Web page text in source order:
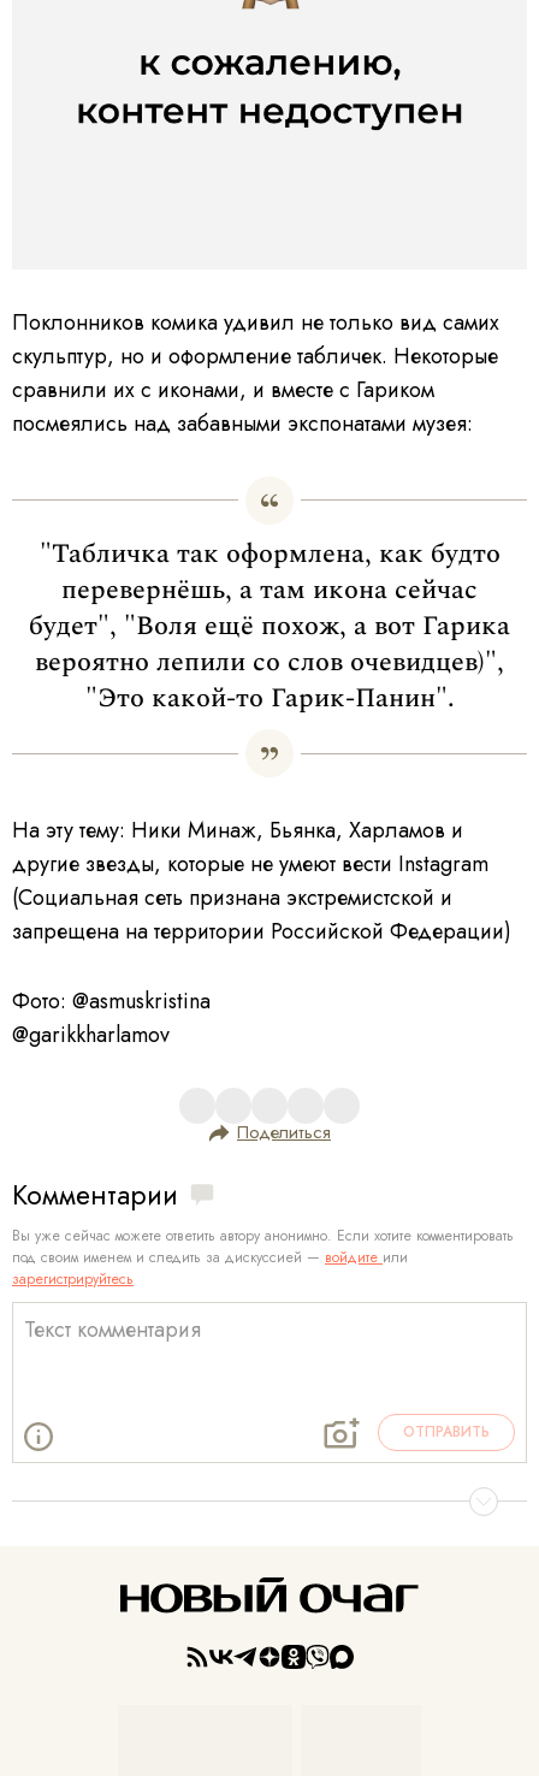
Поклонников комика удивил не только вид самих
скульптур, но и оформление табличек. Некоторые
сравнили их с иконами, и вместе с Гариком
посмеялись над забавными экспонатами музея:
"Табличка так оформлена, как будто
перевернёшь, а там икона сейчас
будет", "Воля ещё похож, а вот Гарика
вероятно лепили со слов очевидцев)",
"Это какой-то Гарик-Панин".
На эту тему: Ники Минаж, Бьянка, Харламов и
другие звезды, которые не умеют вести Instagram
(Социальная сеть признана экстремистской и
запрещена на территории Российской Федерации)
Фото: @asmuskristina
@garikkharlamov
Поделиться
Комментарии
Вы уже сейчас можете ответить автору анонимно. Если хотите комментировать
под своим именем и следить за дискуссией — войдите или
зарегистрируйтесь
ОТПРАВИТЬ